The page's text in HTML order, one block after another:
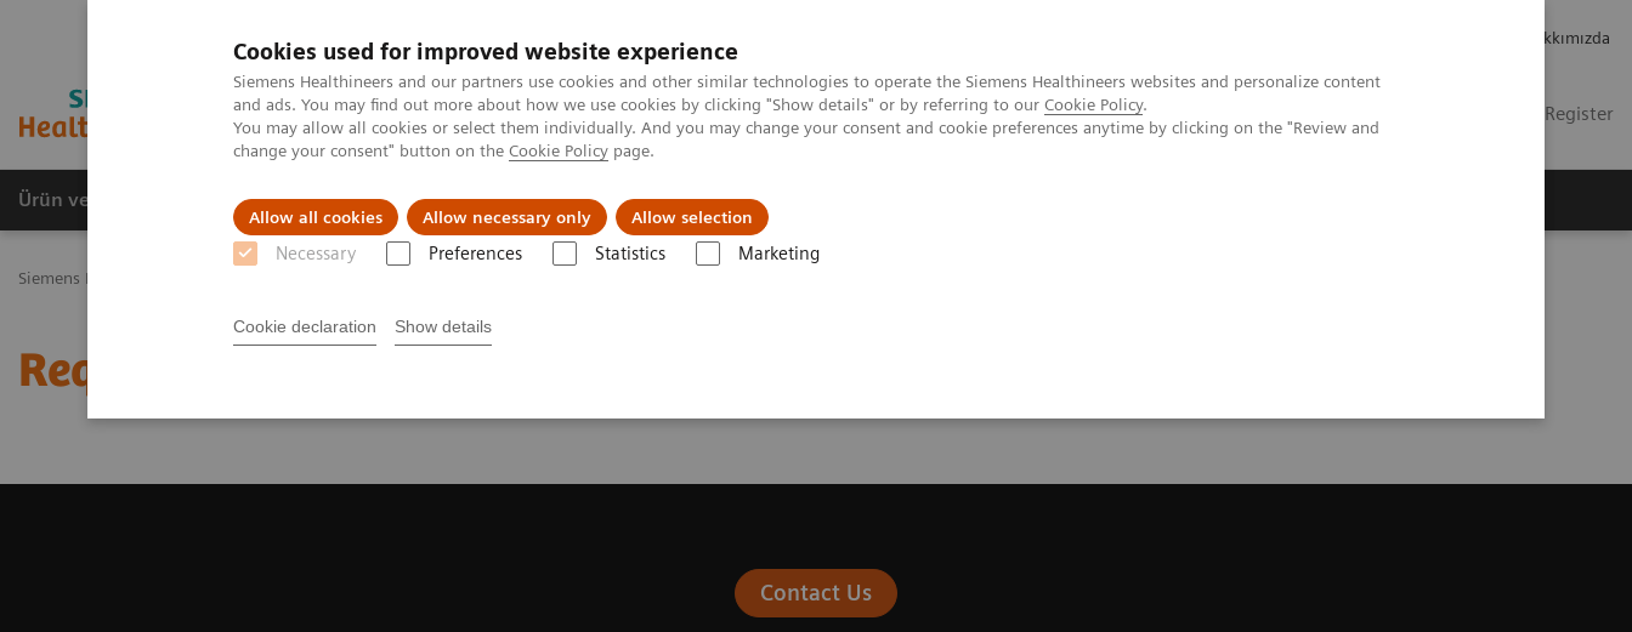
Cookies used for improved website experience
Siemens Healthineers and our partners use cookies and other similar technologies to operate the Siemens Healthineers websites and personalize content
and ads. You may find out more about how we use cookies by clicking "Show details" or by referring to our Cookie Policy.
You may allow all cookies or select them individually. And you may change your consent and cookie preferences anytime by clicking on the "Review and
change your consent" button on the Cookie Policy page.
Allow all cookies Allow necessary only Allow selection
Necessary Preferences Statistics Marketing
Cookie declaration Show details
Hakkımızda
Login / Register
Ürün ve Hizmetler Öne Çıkanlar Sağlık Hizmetlerinde Karşılaşılan Zorluklar ve Çözüm Yolları
Siemens Healthineers Türkiye
Request a Quote
Contact Us